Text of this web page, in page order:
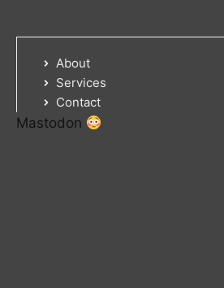
About
Services
Contact
Mastodon